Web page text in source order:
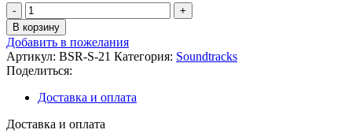
Количество
товара
Atlus
Sound
Team
-
Persona
Dancing
В корзину
Добавить в пожелания
Артикул: BSR-S-21 Категория: Soundtracks
Поделиться:
Доставка и оплата
Доставка и оплата